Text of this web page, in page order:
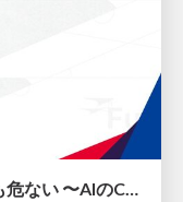
型も通る、synthも通る、それでも危ない 〜AIのCDKの権限とコストを機械で検証する〜 / It Passes Type Checks, It Passes Synth Checks, but It’s Still Risky — Automatically Verifying Permissions and Costs in AI’s CDK —